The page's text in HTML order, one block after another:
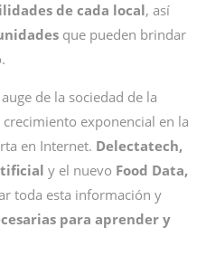
de cada local, así
que pueden brindar
de la sociedad de la
exponencial en la
en Internet. Delectatech,
y el nuevo Food Data,
toda esta información y
para aprender y